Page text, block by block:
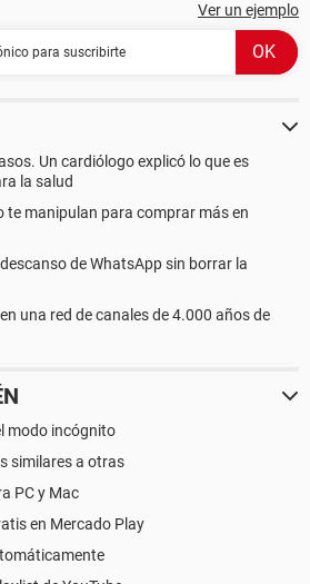
Ver un ejemplo
Un cardiólogo explicó lo que es
la salud
te manipulan para comprar más en
de WhatsApp sin borrar la
una red de canales de 4.000 años de
modo incógnito
similares a otras
PC y Mac
en Mercado Play